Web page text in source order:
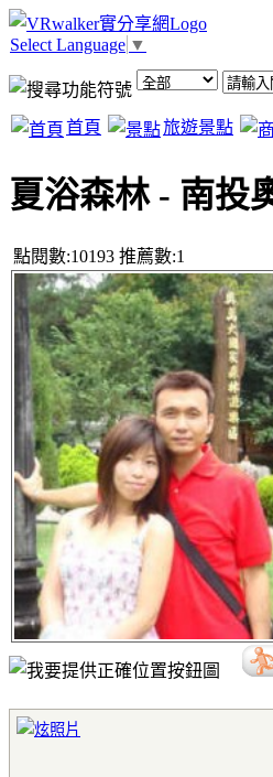
Select Language ▼
首頁 旅遊景點
夏浴森林 - 南投
點閱數:10193 推薦數:1